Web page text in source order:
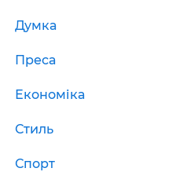
Думка
Преса
Економіка
Стиль
Спорт